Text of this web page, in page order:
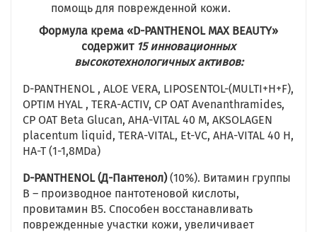
помощь для поврежденной кожи.
Формула крема «D-PANTHENOL MAX BEAUTY»
содержит 15 инновационных
высокотехнологичных активов:
D-PANTHENOL , ALOE VERА, LIPOSENTOL-(MULTI+H+F),
OPTIM HYAL , TERA-ACTIV, CP OAT Avenanthramides,
CP OAT Beta Glucan, AHA-VITAL 40 M, AKSOLAGEN
placentum liquid, TERA-VITAL, Et-VC, AHA-VITAL 40 Н,
HA-T (1-1,8MDa)
D-PANTHENOL (Д-Пантенол)(10%). Витамин группы
В – производное пантотеновой кислоты,
провитамин В5. Способен восстанавливать
поврежденные участки кожи, увеличивает